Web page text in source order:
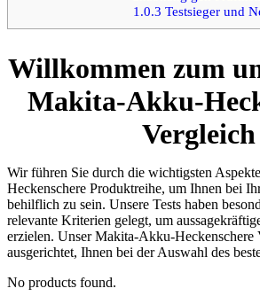
1.0.3 Testsieger und
Willkommen zum
Makita-Akku-
Vergleich
Wir führen Sie durch die wichtigsten
Heckenschere Produktreihe, um Ihnen bei
behilflich zu sein. Unsere Tests haben
relevante Kriterien gelegt, um
erzielen. Unser Makita-Akku-Heckenschere
ausgerichtet, Ihnen bei der Auswahl des
No products found.